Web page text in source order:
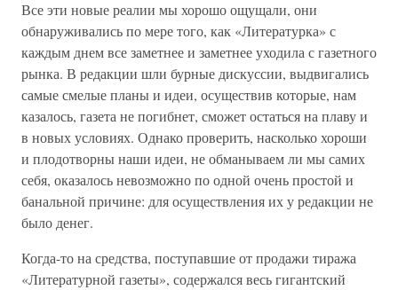
Все эти новые реалии мы хорошо ощущали, они
обнаруживались по мере того, как «Литературка» с
каждым днем все заметнее и заметнее уходила с газетного
рынка. В редакции шли бурные дискуссии, выдвигались
самые смелые планы и идеи, осуществив которые, нам
казалось, газета не погибнет, сможет остаться на плаву и
в новых условиях. Однако проверить, насколько хороши
и плодотворны наши идеи, не обманываем ли мы самих
себя, оказалось невозможно по одной очень простой и
банальной причине: для осуществления их у редакции не
было денег.
Когда-то на средства, поступавшие от продажи тиража
«Литературной газеты», содержался весь гигантский